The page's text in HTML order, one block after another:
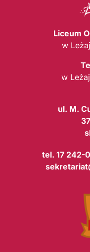
Liceum
w
w
ul. M.
tel. 17 242-